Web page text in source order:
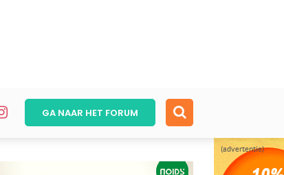
(advertentie)
GA NAAR HET FORUM